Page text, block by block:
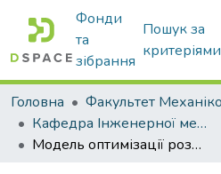
Фонди
та
зібрання
Пошук за
критеріями
Головна
Кафедра Інженерної механіки та комп'ютерного проектування
Модель оптимізації розміщення штучних водоймищ багатофункціонального призначення